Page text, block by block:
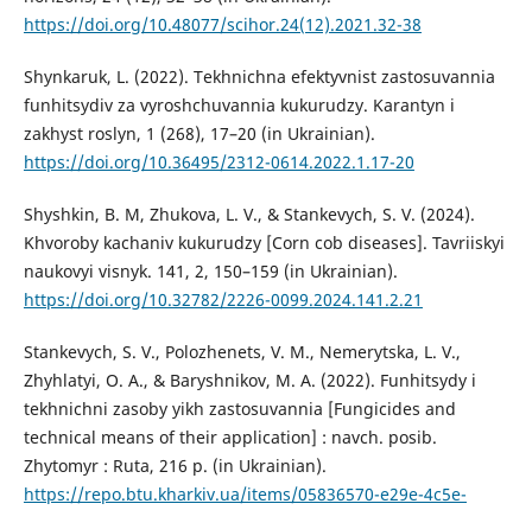
https://doi.org/10.48077/scihor.24(12).2021.32-38
Shynkaruk, L. (2022). Tekhnichna efektyvnist zastosuvannia
funhitsydiv za vyroshchuvannia kukurudzy. Karantyn i
zakhyst roslyn, 1 (268), 17–20 (in Ukrainian).
https://doi.org/10.36495/2312-0614.2022.1.17-20
Shyshkin, B. M, Zhukova, L. V., & Stankevych, S. V. (2024).
Khvoroby kachaniv kukurudzy [Corn cob diseases]. Tavriiskyi
naukovyi visnyk. 141, 2, 150–159 (in Ukrainian).
https://doi.org/10.32782/2226-0099.2024.141.2.21
Stankevych, S. V., Polozhenets, V. M., Nemerytska, L. V.,
Zhyhlatyi, O. A., & Baryshnikov, M. A. (2022). Funhitsydy i
tekhnichni zasoby yikh zastosuvannia [Fungicides and
technical means of their application] : navch. posib.
Zhytomyr : Ruta, 216 р. (in Ukrainian).
https://repo.btu.kharkiv.ua/items/05836570-e29e-4c5e-